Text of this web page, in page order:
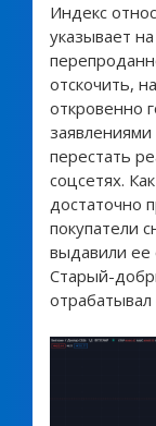
Индекс
указывает
отскочить,
откровенно
заявлениями
перестать
соцсетях.
достаточно
покупатели
выдавили ее
Старый-
отрабатывал